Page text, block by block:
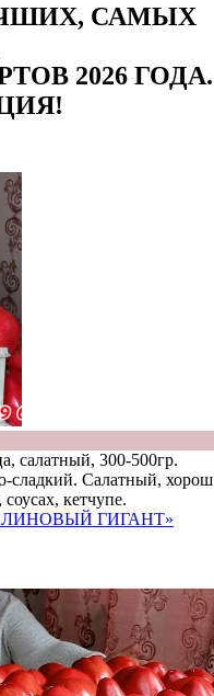
САМЫХ
2026 ГОДА.
салатный, 300-500гр.
сладкий. Салатный, хорош
кетчупе.
ГИГАНТ»